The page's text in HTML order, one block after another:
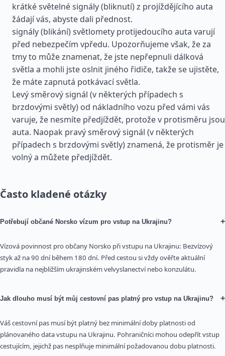
krátké světelné signály (bliknutí) z projíždějícího auta
žádají vás, abyste dali přednost.
signály (blikání) světlomety protijedoucího auta varují
před nebezpečím vpředu. Upozorňujeme však, že za
tmy to může znamenat, že jste nepřepnuli dálková
světla a mohli jste oslnit jiného řidiče, takže se ujistěte,
že máte zapnutá potkávací světla.
Levý směrový signál (v některých případech s
brzdovými světly) od nákladního vozu před vámi vás
varuje, že nesmíte předjíždět, protože v protisměru jsou
auta. Naopak pravý směrový signál (v některých
případech s brzdovými světly) znamená, že protisměr je
volný a můžete předjíždět.
Často kladené otázky
Potřebují občané Norsko vízum pro vstup na Ukrajinu? +
Vízová povinnost pro občany Norsko při vstupu na Ukrajinu: Bezvízový
styk až na 90 dní během 180 dní. Před cestou si vždy ověřte aktuální
pravidla na nejbližším ukrajinském velvyslanectví nebo konzulátu.
Jak dlouho musí být můj cestovní pas platný pro vstup na Ukrajinu? +
Váš cestovní pas musí být platný bez minimální doby platnosti od
plánovaného data vstupu na Ukrajinu. Pohraničníci mohou odepřít vstup
cestujícím, jejichž pas nesplňuje minimální požadovanou dobu platnosti.